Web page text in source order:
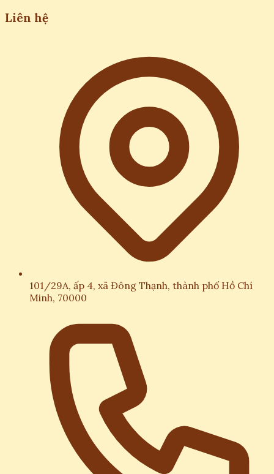
Liên hệ
101/29A, ấp 4, xã Đông Thạnh, thành phố Hồ Chí
Minh, 70000